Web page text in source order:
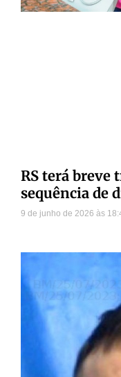
RS terá breve
sequência de
9 de junho de 2026